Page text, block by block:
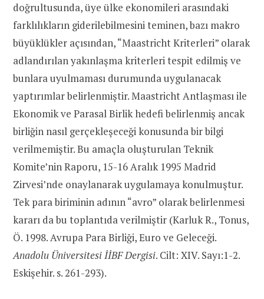
doğrultusunda, üye ülke ekonomileri arasındaki
farklılıkların giderilebilmesini teminen, bazı makro
büyüklükler açısından, “Maastricht Kriterleri” olarak
adlandırılan yakınlaşma kriterleri tespit edilmiş ve
bunlara uyulmaması durumunda uygulanacak
yaptırımlar belirlenmiştir. Maastricht Antlaşması ile
Ekonomik ve Parasal Birlik hedefi belirlenmiş ancak
birliğin nasıl gerçekleşeceği konusunda bir bilgi
verilmemiştir. Bu amaçla oluşturulan Teknik
Komite’nin Raporu, 15-16 Aralık 1995 Madrid
Zirvesi’nde onaylanarak uygulamaya konulmuştur.
Tek para biriminin adının “avro” olarak belirlenmesi
kararı da bu toplantıda verilmiştir (Karluk R., Tonus,
Ö. 1998. Avrupa Para Birliği, Euro ve Geleceği.
Anadolu Üniversitesi İİBF Dergisi. Cilt: XIV. Sayı:1-2.
Eskişehir. s. 261-293).